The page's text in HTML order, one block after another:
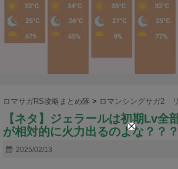
ロマサガRS攻略まとめ隊 > ロマンシングサガ2
【ネタ】ジェラールは初期Lv全
が相対的に火力出るのよな？？？
2025/02/13